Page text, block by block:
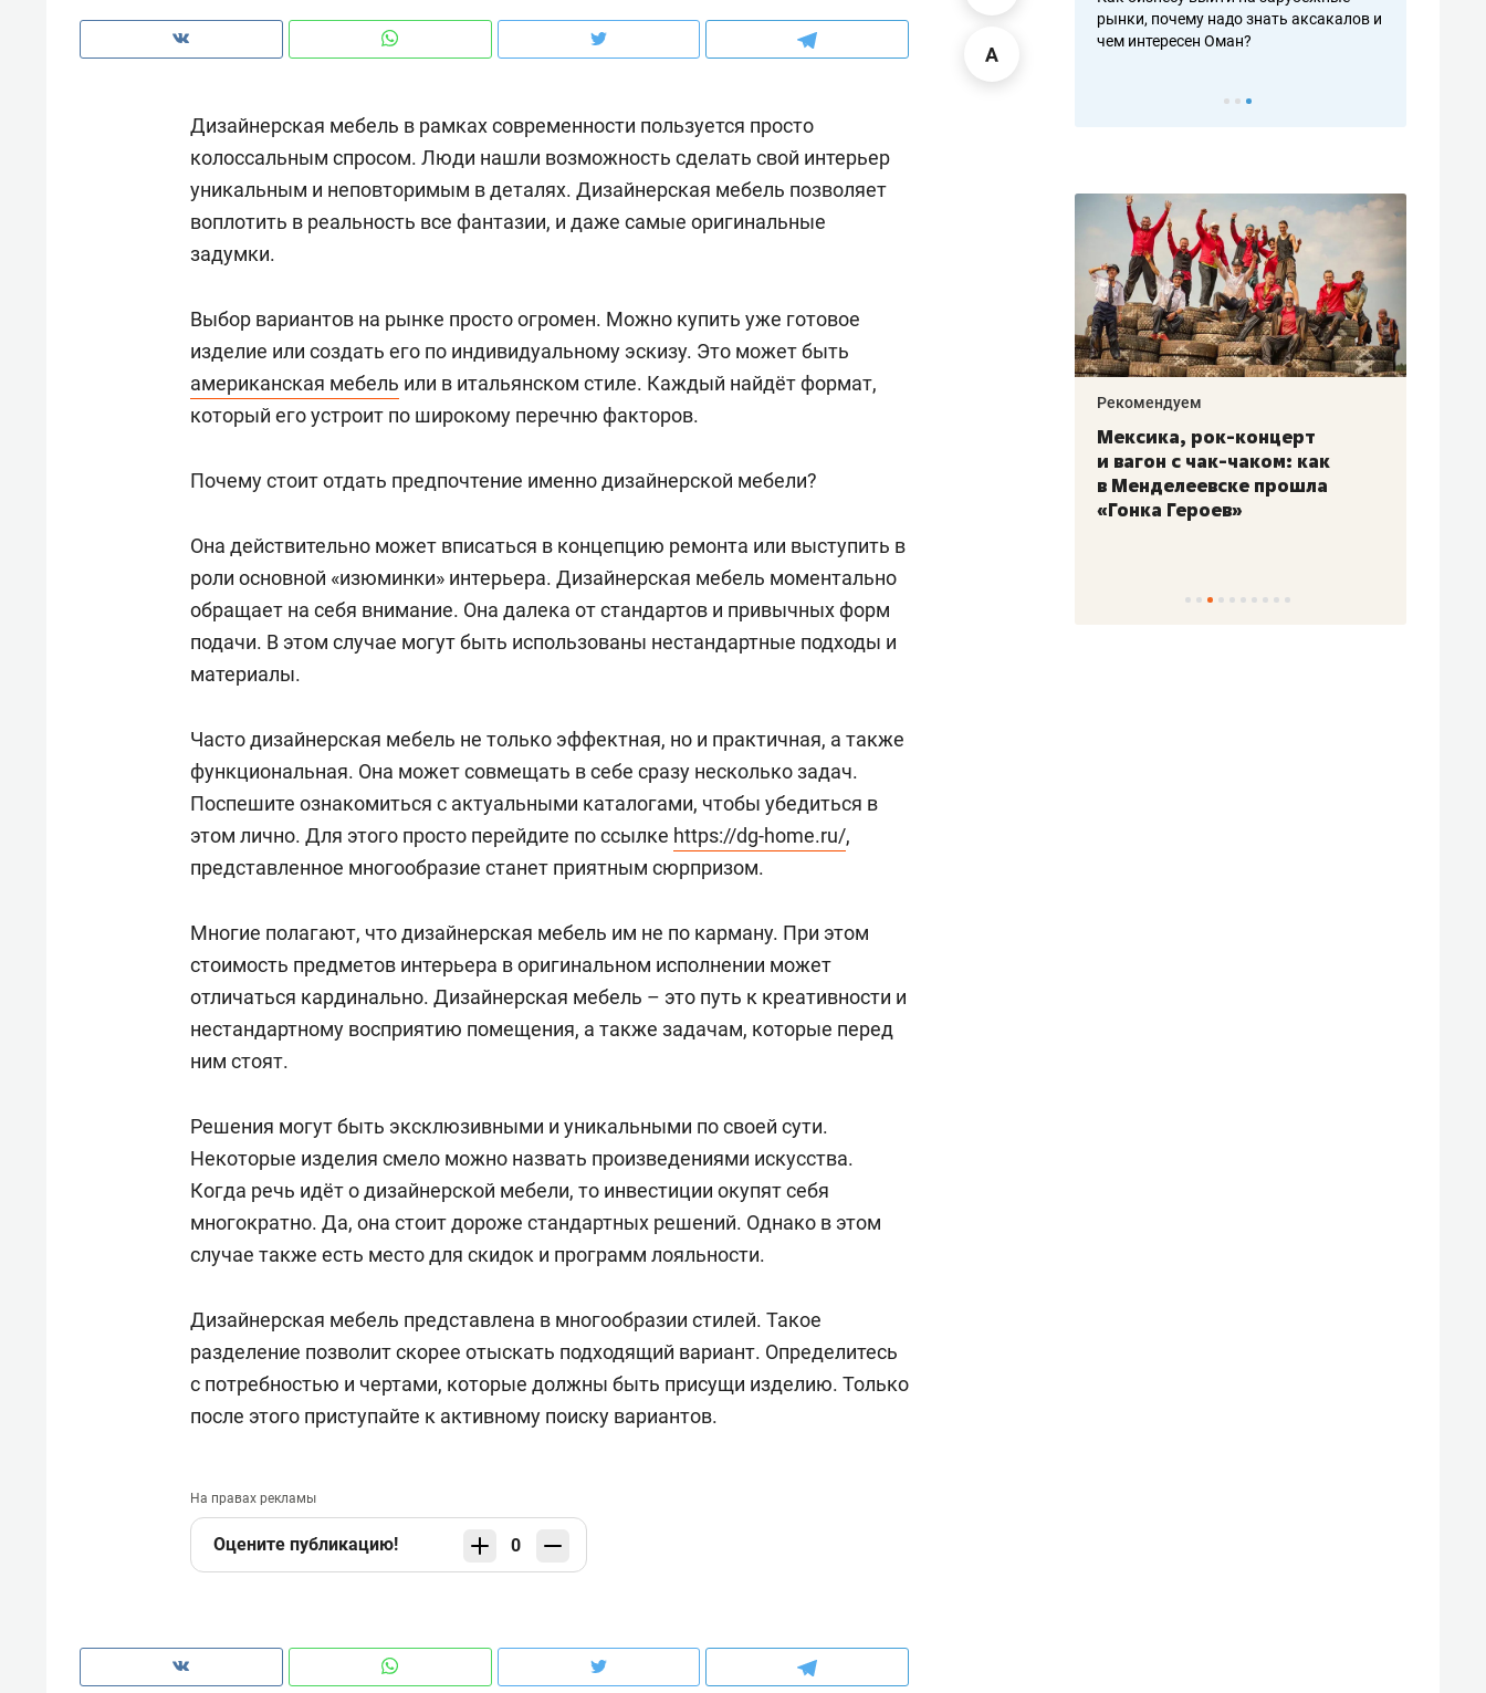
Дизайнерская мебель в рамках современности пользуется просто
колоссальным спросом. Люди нашли возможность сделать свой интерьер
уникальным и неповторимым в деталях. Дизайнерская мебель позволяет
воплотить в реальность все фантазии, и даже самые оригинальные
задумки.
Выбор вариантов на рынке просто огромен. Можно купить уже готовое
изделие или создать его по индивидуальному эскизу. Это может быть
американская мебель или в итальянском стиле. Каждый найдёт формат,
который его устроит по широкому перечню факторов.
Почему стоит отдать предпочтение именно дизайнерской мебели?
Она действительно может вписаться в концепцию ремонта или выступить в
роли основной «изюминки» интерьера. Дизайнерская мебель моментально
обращает на себя внимание. Она далека от стандартов и привычных форм
подачи. В этом случае могут быть использованы нестандартные подходы и
материалы.
Часто дизайнерская мебель не только эффектная, но и практичная, а также
функциональная. Она может совмещать в себе сразу несколько задач.
Поспешите ознакомиться с актуальными каталогами, чтобы убедиться в
этом лично. Для этого просто перейдите по ссылке https://dg-home.ru/,
представленное многообразие станет приятным сюрпризом.
Многие полагают, что дизайнерская мебель им не по карману. При этом
стоимость предметов интерьера в оригинальном исполнении может
отличаться кардинально. Дизайнерская мебель – это путь к креативности и
нестандартному восприятию помещения, а также задачам, которые перед
ним стоят.
Решения могут быть эксклюзивными и уникальными по своей сути.
Некоторые изделия смело можно назвать произведениями искусства.
Когда речь идёт о дизайнерской мебели, то инвестиции окупят себя
многократно. Да, она стоит дороже стандартных решений. Однако в этом
случае также есть место для скидок и программ лояльности.
Дизайнерская мебель представлена в многообразии стилей. Такое
разделение позволит скорее отыскать подходящий вариант. Определитесь
с потребностью и чертами, которые должны быть присущи изделию. Только
после этого приступайте к активному поиску вариантов.
На правах рекламы
Оцените публикацию! 0
рынки, почему надо знать аксакалов и
чем интересен Оман?
о трехкратном росте цен, дотошных
клиентах и чудных запросах мастеров
школьной формы о контрафакте,
налогах и развитии без кредитов
рынки, почему надо знать аксакалов и
чем интересен Оман?
Рекомендуем
комфорта под Казанью
безопасность в ЖК «Нова»
с ментальным и физическим
Рекомендуем
Мексика, рок-концерт
и вагон с чак-чаком: как
в Менделеевске прошла
«Гонка Героев»